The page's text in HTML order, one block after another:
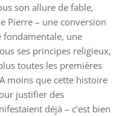
son allure de fable,
Pierre – une conversion
une
ses principes religieux,
toutes les premières
moins que cette histoire
justifier des
déjà – c’est bien